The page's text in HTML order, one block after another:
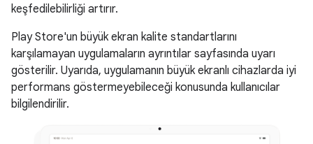
keşfedilebilirliği artırır.
Play Store'un büyük ekran kalite standartlarını
karşılamayan uygulamaların ayrıntılar sayfasında uyarı
gösterilir. Uyarıda, uygulamanın büyük ekranlı cihazlarda iyi
performans göstermeyebileceği konusunda kullanıcılar
bilgilendirilir.